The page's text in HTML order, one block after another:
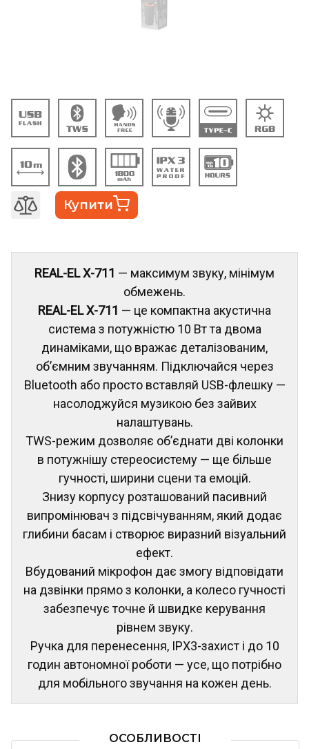
Купити
REAL-EL X-711 — максимум звуку, мінімум
обмежень.
REAL-EL X-711 — це компактна акустична
система з потужністю 10 Вт та двома
динаміками, що вражає деталізованим,
об’ємним звучанням. Підключайся через
Bluetooth або просто вставляй USB-флешку —
насолоджуйся музикою без зайвих
налаштувань.
TWS-режим дозволяє об’єднати дві колонки
в потужнішу стереосистему — ще більше
гучності, ширини сцени та емоцій.
Знизу корпусу розташований пасивний
випромінювач з підсвічуванням, який додає
глибини басам і створює виразний візуальний
ефект.
Вбудований мікрофон дає змогу відповідати
на дзвінки прямо з колонки, а колесо гучності
забезпечує точне й швидке керування
рівнем звуку.
Ручка для перенесення, IPX3-захист і до 10
годин автономної роботи — усе, що потрібно
для мобільного звучання на кожен день.
ОСОБЛИВОСТІ